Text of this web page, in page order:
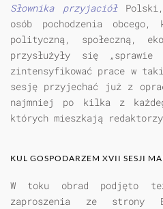
Słownika przyjaciół
osób pochodzenia
polityczną, społeczną,
przysłużyły się „sprawie
zintensyfikować prace w
sesję przyjechać już z
najmniej po kilka z
których mieszkają
KUL GOSPODARZEM XVII SESJI
W toku obrad podjęto
zaproszenia ze strony